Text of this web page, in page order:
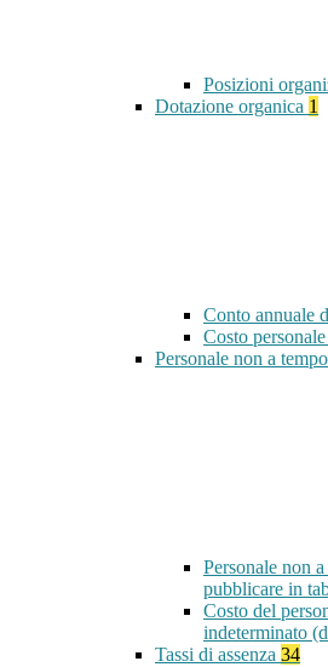
Posizioni
Dotazione organica 1
Conto annuale
Costo
Personale non a
Personale non
pubblicare in
Costo del
indeterminato
Tassi di assenza 34